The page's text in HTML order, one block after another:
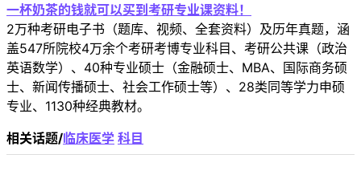
一杯奶茶的钱就可以买到考研专业课资料！
2万种考研电子书（题库、视频、全套资料）及历年真题，涵
盖547所院校4万余个考研考博专业科目、考研公共课（政治
英语数学）、40种专业硕士（金融硕士、MBA、国际商务硕
士、新闻传播硕士、社会工作硕士等）、28类同等学力申硕
专业、1130种经典教材。
相关话题/临床医学 科目